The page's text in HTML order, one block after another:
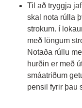
Til að tryggja
skal nota rúlla
strokum. í
með löngum
Notaða rúllu
hurðin er með
smáatriðum
pensil fyrir þau